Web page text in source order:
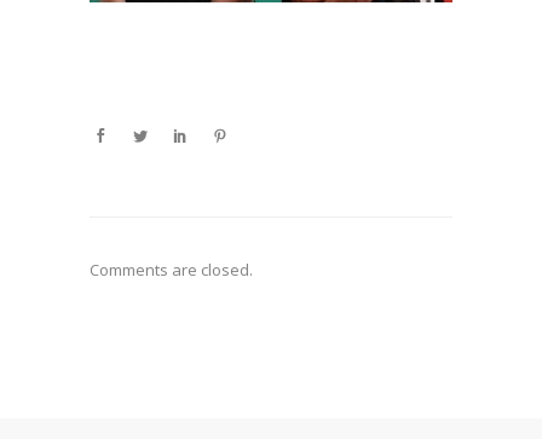
Comments are closed.